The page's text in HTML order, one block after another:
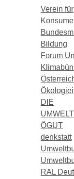
Verein für
Bildung
Forum
DIE
ÖGUT
denkstatt
RAL